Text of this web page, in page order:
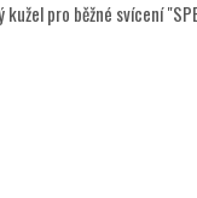
pro běžné svícení